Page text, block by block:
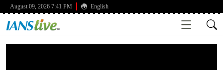
August 09, 2026 7:41 PM English